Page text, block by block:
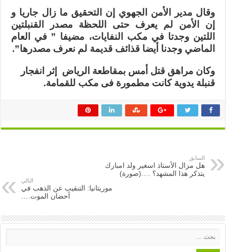
وقال مدير الأمن الجهوي إن التحقيق ما زال جاريا و
إن الأمن لم يعرف حتى اللحظة مصدر القنبلتين
اللتين وجدتا في مكب النفايات، مضيفا ” في العام
الماضي وجدنا أيضا قذائف قديمة لم نعرف مصدرها”.
وكان مراهق قتل أمس بمقاطعة الرياض إثر انفجار
قنبلة يدوية كانت مطمورة فى مكب للقمامة.
السابق
هل مزال الأستاذ اسغير ولد امبارك
يتذكر هذا المشهد؟ ….(صورة)
التالي
موريتانيا: التنقيب عن الذهب في
أحضان الموت….